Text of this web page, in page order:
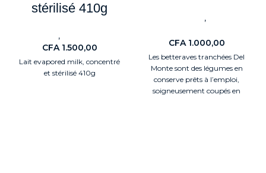
stérilisé 410g
,
CFA1.500,00
Lait evapored milk, concentré
et stérilisé 410g
,
CFA1.000,00
Les betteraves tranchées Del
Monte sont des légumes en
conserve prêts à l’emploi,
soigneusement coupés en